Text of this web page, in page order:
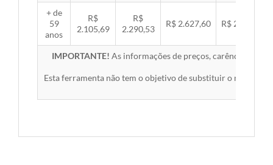
+ de
59
anos
R$
2.105,69
R$
2.290,53
R$ 2.627,60 R$ 2.707,76
IMPORTANTE! As informações de preços, carências,
Esta ferramenta não tem o objetivo de substituir o material